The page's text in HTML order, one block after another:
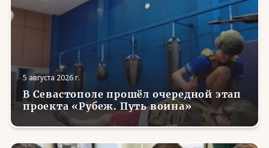
5 августа 2026 г.
В Севастополе прошёл очередной этап
проекта «Рубеж. Путь воина»